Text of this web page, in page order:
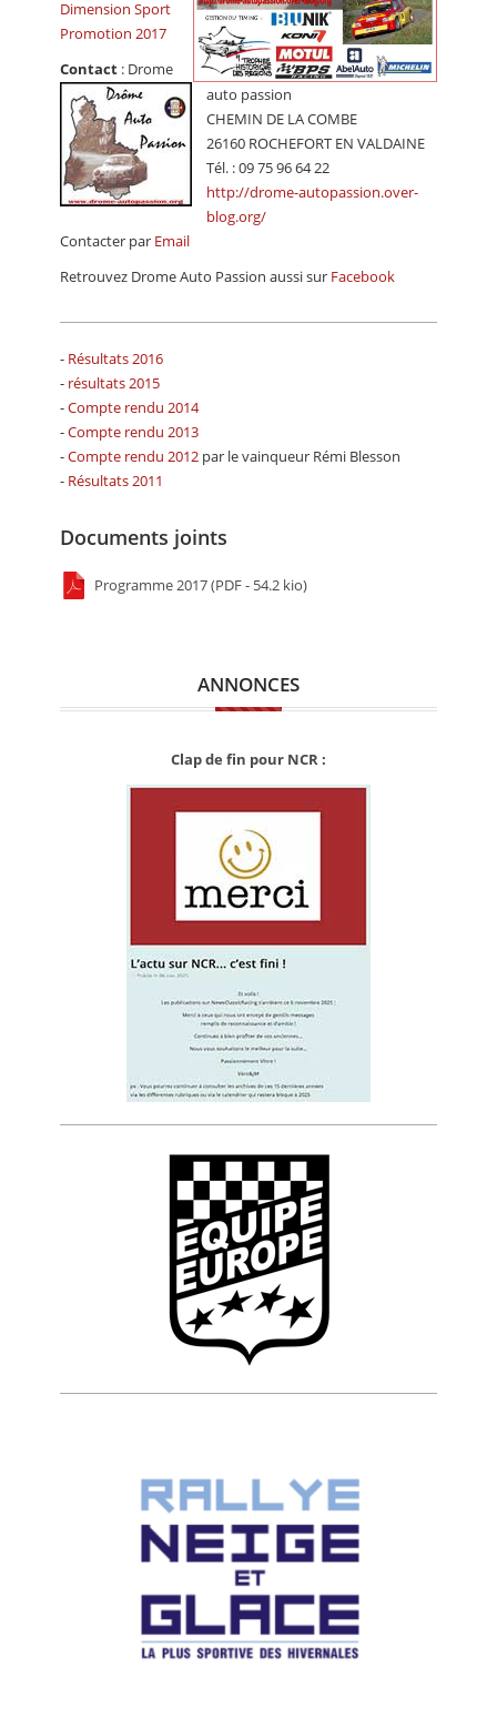
Dimension Sport
Promotion 2017
Contact : Drome
auto passion
CHEMIN DE LA COMBE
26160 ROCHEFORT EN VALDAINE
Tél. : 09 75 96 64 22
http://drome-autopassion.over-
blog.org/
Contacter par Email
Retrouvez Drome Auto Passion aussi sur Facebook
- Résultats 2016
- résultats 2015
-Compte rendu 2014
-Compte rendu 2013
-Compte rendu 2012 par le vainqueur Rémi Blesson
- Résultats 2011
Documents joints
Programme 2017 (PDF - 54.2 kio)
ANNONCES
Clap de fin pour NCR :